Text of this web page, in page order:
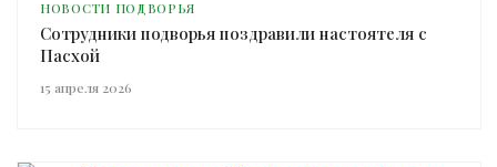
НОВОСТИ ПОДВОРЬЯ
Сотрудники подворья поздравили настоятеля с
Пасхой
15 апреля 2026